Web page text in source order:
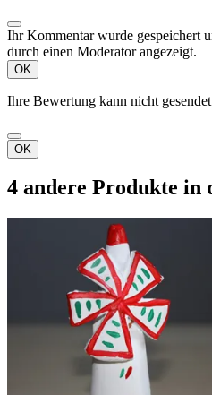
Ihr Kommentar wurde gespeichert
durch einen Moderator angezeigt.
OK
Ihre Bewertung kann nicht
OK
4 andere Produkte in